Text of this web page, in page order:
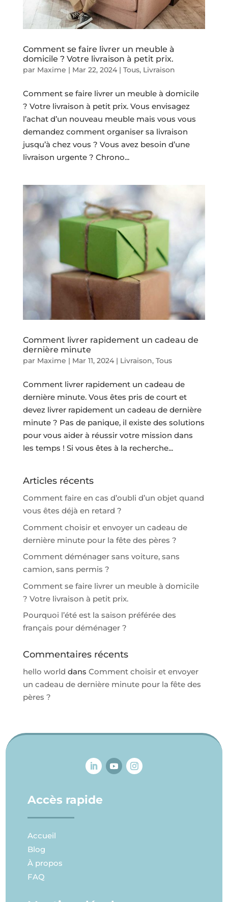
Comment se faire livrer un meuble à
domicile ? Votre livraison à petit prix.
par Maxime | Mar 22, 2024| Tous, Livraison
Comment se faire livrer un meuble à domicile
? Votre livraison à petit prix. Vous envisagez
l’achat d’un nouveau meuble mais vous vous
demandez comment organiser sa livraison
jusqu’à chez vous ? Vous avez besoin d’une
livraison urgente ? Chrono...
Comment livrer rapidement un cadeau de
dernière minute
par Maxime | Mar 11, 2024| Livraison, Tous
Comment livrer rapidement un cadeau de
dernière minute. Vous êtes pris de court et
devez livrer rapidement un cadeau de dernière
minute ? Pas de panique, il existe des solutions
pour vous aider à réussir votre mission dans
les temps ! Si vous êtes à la recherche...
Articles récents
Comment faire en cas d’oubli d’un objet quand
vous êtes déjà en retard ?
Comment choisir et envoyer un cadeau de
dernière minute pour la fête des pères ?
Comment déménager sans voiture, sans
camion, sans permis ?
Comment se faire livrer un meuble à domicile
? Votre livraison à petit prix.
Pourquoi l’été est la saison préférée des
français pour déménager ?
Commentaires récents
hello world dans Comment choisir et envoyer
un cadeau de dernière minute pour la fête des
pères ?
Accès rapide
Accueil
Blog
À propos
FAQ